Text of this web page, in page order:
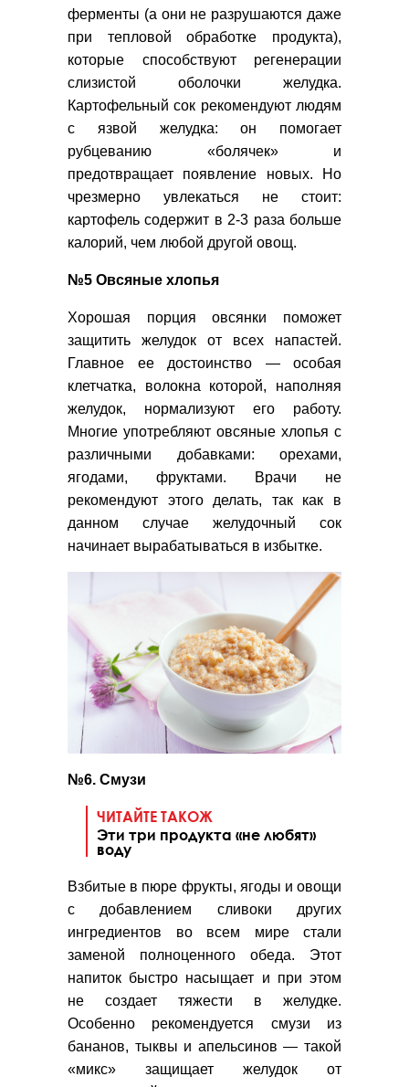
ферменты (а они не разрушаются даже
при тепловой обработке продукта),
которые способствуют регенерации
слизистой оболочки желудка.
Картофельный сок рекомендуют людям
с язвой желудка: он помогает
рубцеванию «болячек» и
предотвращает появление новых. Но
чрезмерно увлекаться не стоит:
картофель содержит в 2-3 раза больше
калорий, чем любой другой овощ.
№5 Овсяные хлопья
Хорошая порция овсянки поможет
защитить желудок от всех напастей.
Главное ее достоинство — особая
клетчатка, волокна которой, наполняя
желудок, нормализуют его работу.
Многие употребляют овсяные хлопья с
различными добавками: орехами,
ягодами, фруктами. Врачи не
рекомендуют этого делать, так как в
данном случае желудочный сок
начинает вырабатываться в избытке.
№6. Смузи
ЧИТАЙТЕ ТАКОЖ
Эти три продукта «не любят»
воду
Взбитые в пюре фрукты, ягоды и овощи
с добавлением сливоки других
ингредиентов во всем мире стали
заменой полноценного обеда. Этот
напиток быстро насыщает и при этом
не создает тяжести в желудке.
Особенно рекомендуется смузи из
бананов, тыквы и апельсинов — такой
«микс» защищает желудок от